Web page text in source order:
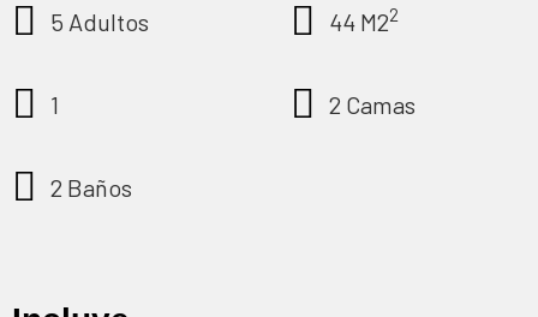
5 Adultos 44 M22
1 2 Camas
2 Baños